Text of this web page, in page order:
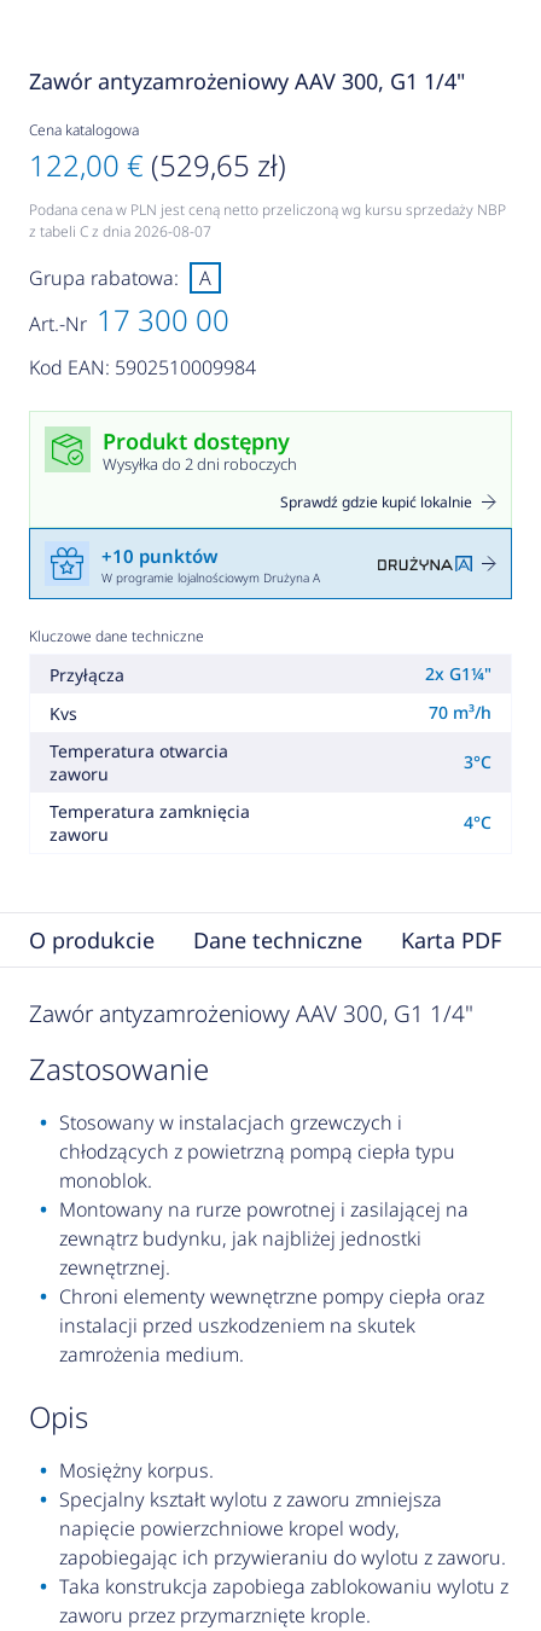
Zawór antyzamrożeniowy AAV 300, G1 1/4"
Cena katalogowa
122,00 € (529,65 zł)
Podana cena w PLN jest ceną netto przeliczoną wg kursu sprzedaży NBP
z tabeli C z dnia 2026-08-07
Art.-Nr 17 300 00
Kod EAN: 5902510009984
Grupa rabatowa: A
Produkt dostępny
Wysyłka do 2 dni roboczych
Sprawdź gdzie kupić lokalnie
+10 punktów
W programie lojalnościowym Drużyna A
Kluczowe dane techniczne
Przyłącza
2x G1¼"
Kvs
70 m³/h
Temperatura otwarcia
zaworu
3°C
Temperatura zamknięcia
zaworu
4°C
O produkcie Dane techniczne Karta PDF
Zawór antyzamrożeniowy AAV 300, G1 1/4"
zastosowanie
Stosowany w instalacjach grzewczych i
chłodzących z powietrzną pompą ciepła typu
monoblok.
Montowany na rurze powrotnej i zasilającej na
zewnątrz budynku, jak najbliżej jednostki
zewnętrznej.
Chroni elementy wewnętrzne pompy ciepła oraz
instalacji przed uszkodzeniem na skutek
zamrożenia medium.
opis
Mosiężny korpus.
Specjalny kształt wylotu z zaworu zmniejsza
napięcie powierzchniowe kropel wody,
zapobiegając ich przywieraniu do wylotu z zaworu.
Taka konstrukcja zapobiega zablokowaniu wylotu z
zaworu przez przymarznięte krople.